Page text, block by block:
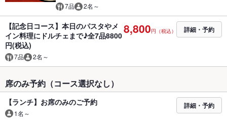
7品 2名～
【記念日コース】本日のパスタやメ
イン料理にドルチェまで♪全7品8800
円(税込)
7品 2名～
8,800円（税込） 詳細・予約
席のみ予約（コース選択なし）
【ランチ】お席のみのご予約
1名～
詳細・予約